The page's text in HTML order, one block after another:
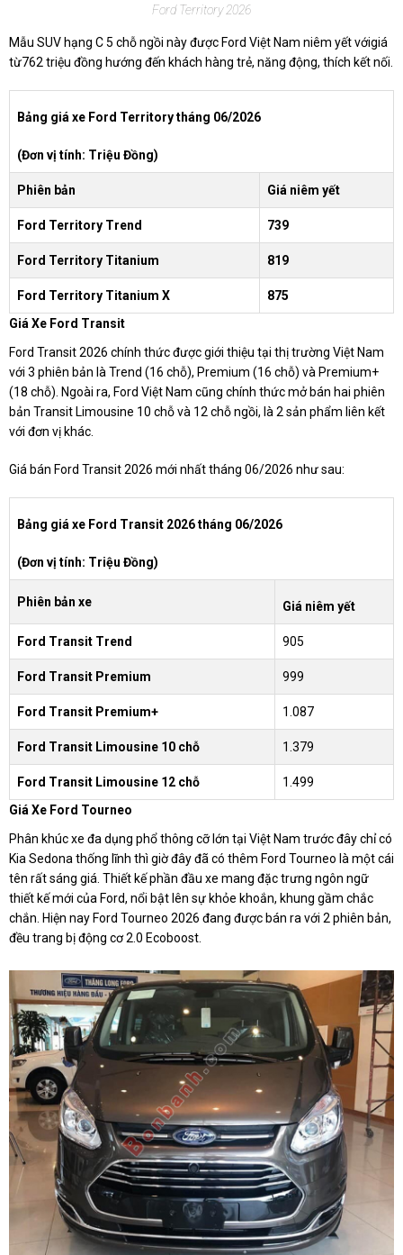
Ford Territory 2026
Mẫu SUV hạng C 5 chỗ ngồi này được Ford Việt Nam niêm yết vớigiá
từ762 triệu đồng hướng đến khách hàng trẻ, năng động, thích kết nối.
Bảng giá xe Ford Territory tháng 06/2026
(Đơn vị tính: Triệu Đồng)
Phiên bản Giá niêm yết
Ford Territory Trend 739
Ford Territory Titanium 819
Ford Territory Titanium X
875
Giá Xe Ford Transit
Ford Transit 2026 chính thức được giới thiệu tại thị trường Việt Nam
với 3 phiên bản là Trend (16 chỗ), Premium (16 chỗ) và Premium+
(18 chỗ). Ngoài ra, Ford Việt Nam cũng chính thức mở bán hai phiên
bản Transit Limousine 10 chỗ và 12 chỗ ngồi, là 2 sản phẩm liên kết
với đơn vị khác.
Giá bán Ford Transit 2026 mới nhất tháng 06/2026 như sau:
Bảng giá xe Ford Transit 2026 tháng 06/2026
(Đơn vị tính: Triệu Đồng)
Phiên bản xe Giá niêm yết
Ford Transit Trend 905
Ford Transit Premium 999
Ford Transit Premium+ 1.087
Ford Transit Limousine 10 chỗ 1.379
Ford Transit Limousine 12 chỗ
1.499
Giá Xe Ford Tourneo
Phân khúc xe đa dụng phổ thông cỡ lớn tại Việt Nam trước đây chỉ có
Kia Sedona thống lĩnh thì giờ đây đã có thêm Ford Tourneo là một cái
tên rất sáng giá. Thiết kế phần đầu xe mang đặc trưng ngôn ngữ
thiết kế mới của Ford, nổi bật lên sự khỏe khoắn, khung gầm chắc
chắn. Hiện nay Ford Tourneo 2026 đang được bán ra với 2 phiên bản,
đều trang bị động cơ 2.0 Ecoboost.